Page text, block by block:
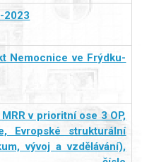
2023
Nemocnice ve Frýdku-
v prioritní ose 3 OP,
Evropské strukturální
vývoj a vzdělávání),